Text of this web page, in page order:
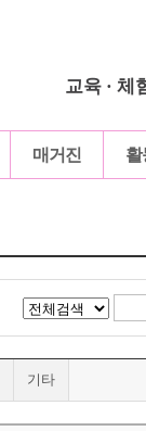
교육 · 체
매거진 활
기타